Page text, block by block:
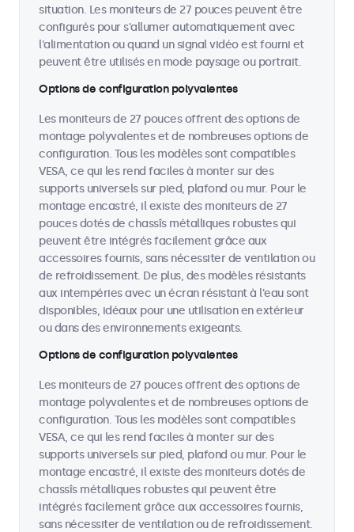
situation. Les moniteurs de 27 pouces peuvent être
configurés pour s'allumer automatiquement avec
l'alimentation ou quand un signal vidéo est fourni et
peuvent être utilisés en mode paysage ou portrait.
Options de configuration polyvalentes
Les moniteurs de 27 pouces offrent des options de
montage polyvalentes et de nombreuses options de
configuration. Tous les modèles sont compatibles
VESA, ce qui les rend faciles à monter sur des
supports universels sur pied, plafond ou mur. Pour le
montage encastré, il existe des moniteurs de 27
pouces dotés de chassîs métalliques robustes qui
peuvent être intégrés facilement grâce aux
accessoires fournis, sans nécessiter de ventilation ou
de refroidissement. De plus, des modèles résistants
aux intempéries avec un écran résistant à l'eau sont
disponibles, idéaux pour une utilisation en extérieur
ou dans des environnements exigeants.
Options de configuration polyvalentes
Les moniteurs de 27 pouces offrent des options de
montage polyvalentes et de nombreuses options de
configuration. Tous les modèles sont compatibles
VESA, ce qui les rend faciles à monter sur des
supports universels sur pied, plafond ou mur. Pour le
montage encastré, il existe des moniteurs dotés de
chassîs métalliques robustes qui peuvent être
intégrés facilement grâce aux accessoires fournis,
sans nécessiter de ventilation ou de refroidissement.